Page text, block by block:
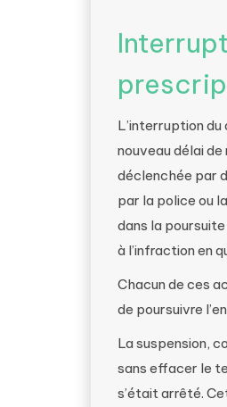
L’interruption
nouveau délai
déclenchée par
par la police ou
dans la
à l’infraction en
Chacun de ces
de poursuivre
La suspension,
sans effacer le
s’était arrêté.